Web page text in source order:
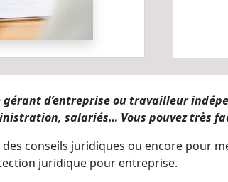
d’entreprise ou travailleur
salariés… Vous pouvez très
conseils juridiques ou encore pour
juridique pour entreprise.